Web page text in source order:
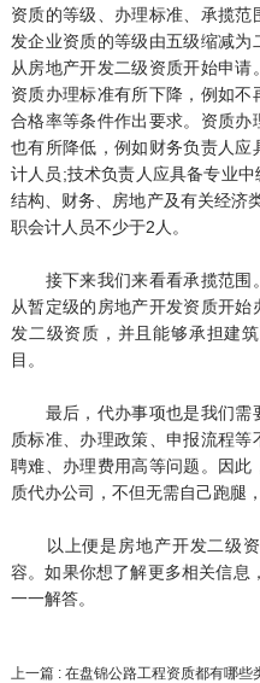
资质的等级、办理标准、承揽
发企业资质的等级由五级缩减
从房地产开发二级资质开始申
资质办理标准有所下降，例如
合格率等条件作出要求。资质
也有所降低，例如财务负责人
计人员;技术负责人应具备专业中
结构、财务、房地产及有关经济
职会计人员不少于2人。
接下来我们来看看承揽范围
从暂定级的房地产开发资质开
发二级资质，并且能够承担建
目。
最后，代办事项也是我们需
质标准、办理政策、申报流程
聘难、办理费用高等问题。因
质代办公司，不但无需自己跑腿
以上便是房地产开发二级资
容。如果你想了解更多相关信息
一一解答。
上一篇 : 在盘锦公路工程资质都有哪些